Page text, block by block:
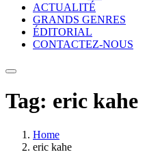
ACTUALITÉ
GRANDS GENRES
ÉDITORIAL
CONTACTEZ-NOUS
Tag: eric kahe
Home
eric kahe